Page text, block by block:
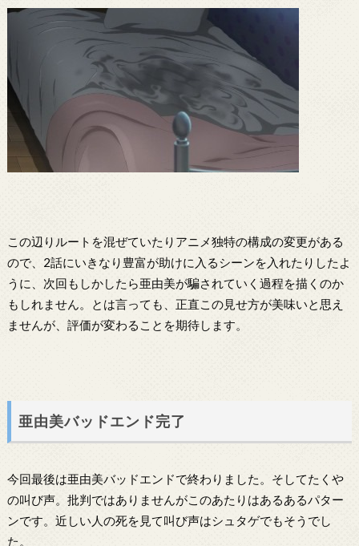
この辺りルートを混ぜていたりアニメ独特の構成の変更がある
ので、2話にいきなり豊富が助けに入るシーンを入れたりしたよ
うに、次回もしかしたら亜由美が騙されていく過程を描くのか
もしれません。とは言っても、正直この見せ方が美味いと思え
ませんが、評価が変わることを期待します。
亜由美バッドエンド完了
今回最後は亜由美バッドエンドで終わりました。そしてたくや
の叫び声。批判ではありませんがこのあたりはあるあるパター
ンです。近しい人の死を見て叫び声はシュタゲでもそうでし
た。